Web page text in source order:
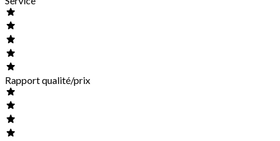
Rapport qualité/prix